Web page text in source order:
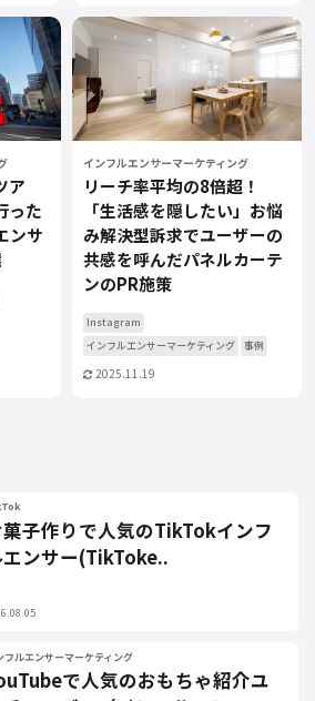
ア
った
ンサ
インフルエンサーマーケティング
リーチ率平均の8倍超！
「生活感を隠したい」お悩
み解決型訴求でユーザーの
共感を呼んだパネルカーテ
ンのPR施策
Instagram
インフルエンサーマーケティング
事例
2025.11.19
子作りで人気のTikTokインフ
エンサー(TikToke..
フルエンサーマーケティング
で人気のおもちゃ紹介ユ